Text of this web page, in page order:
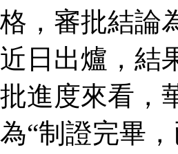
格，審批結論
近日出爐，結
批進度來看，
為“制證完畢